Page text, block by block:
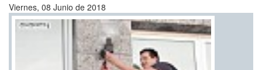
Viernes, 08 Junio de 2018